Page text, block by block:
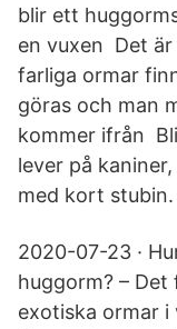
blir ett
en vuxen Det
farliga ormar
göras och man
kommer ifrån
lever på
med kort stubin.
2020-07-23 ·
huggorm? –
exotiska ormar